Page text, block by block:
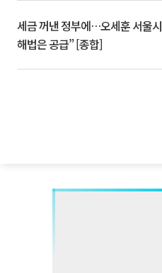
세금 꺼낸 정부에…오세훈 서울
해법은 공급” [종합]